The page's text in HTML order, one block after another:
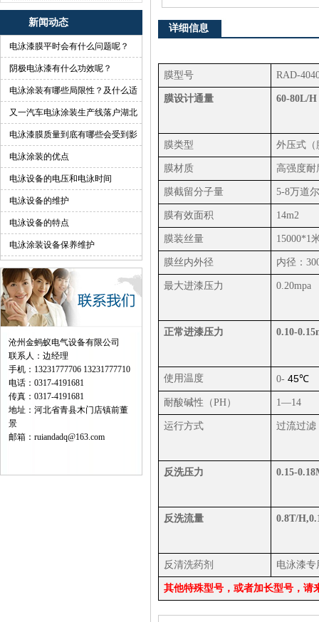
新闻动态
电泳漆膜平时会有什么问题呢？
阴极电泳漆有什么功效呢？
电泳涂装有哪些局限性？及什么适
合做电泳？
又一汽车电泳涂装生产线落户湖北
电泳漆膜质量到底有哪些会受到影
响？
电泳涂装的优点
电泳设备的电压和电泳时间
电泳设备的维护
电泳设备的特点
电泳涂装设备保养维护
沧州金蚂蚁电气设备有限公司
联系人：边经理
手机：13231777706 13231777710
电话：0317-4191681
传真：0317-4191681
地址：河北省青县木门店镇前董
景
邮箱：ruiandadq@163.com
详细信息
膜型号 RAD-
膜设计通量 60-80L/H
膜类型 外压式（
膜材质 高强度
膜截留分子量 5-8万道
膜有效面积 14m2
膜装丝量 15000*1
膜丝内外径 内径：
最大进漆压力 0.20mpa
正常进漆压力 0.10-
使用温度 0-45℃
耐酸碱性（PH） 1—14
运行方式 过流过滤
反洗压力 0.15-
反洗流量 0.8T/
反清洗药剂 电泳漆
其他特殊型号，或者加长型号，请